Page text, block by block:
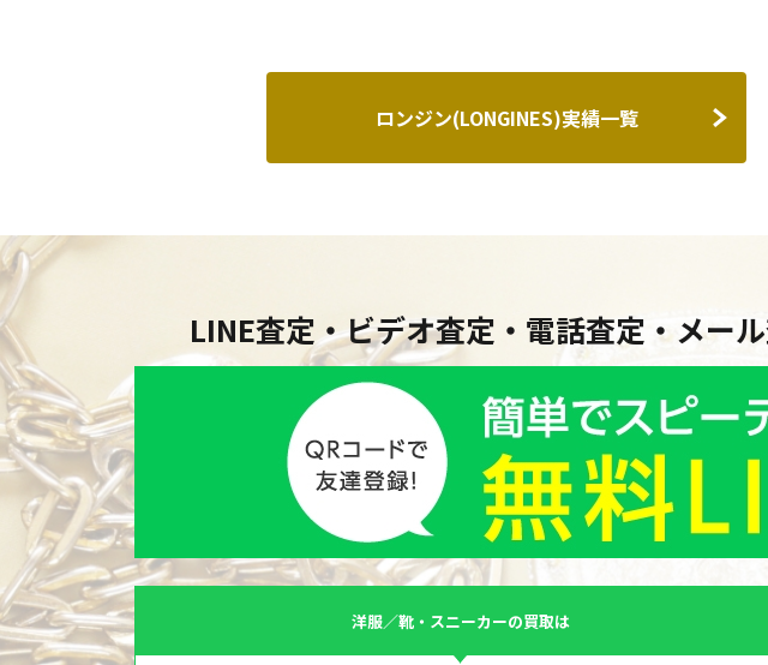
ロンジン(LONGINES)実績一覧
LINE査定・ビデオ査定・電話査定・メー
洋服／靴・スニーカーの買取は